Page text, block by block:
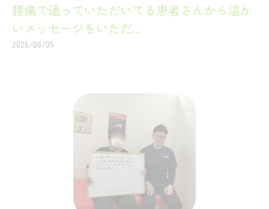
腰痛で通っていただいてる患者さんから温か
いメッセージをいただ...
2025/06/05